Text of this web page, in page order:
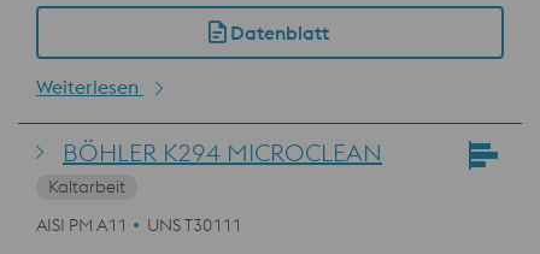
Datenblatt
Weiterlesen
BÖHLER K294 MICROCLEAN
Kaltarbeit
AISI PM A11
UNS T30111